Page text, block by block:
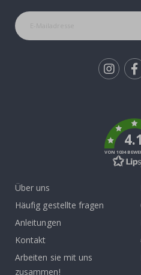
VON 1034
Über uns
Häufig gestellte fragen
Anleitungen
Kontakt
Arbeiten sie mit uns
zusammen!